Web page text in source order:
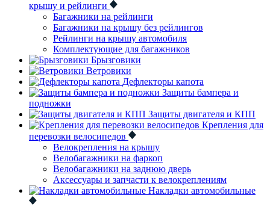
крышу и рейлинги
Багажники на рейлинги
Багажники на крышу без рейлингов
Рейлинги на крышу автомобиля
Комплектующие для багажников
Брызговики
Ветровики
Дефлекторы капота
Защиты бампера и
подножки
Защиты двигателя и КПП
Крепления для
перевозки велосипедов
Велокрепления на крышу
Велобагажники на фаркоп
Велобагажники на заднюю дверь
Аксессуары и запчасти к велокреплениям
Накладки автомобильные